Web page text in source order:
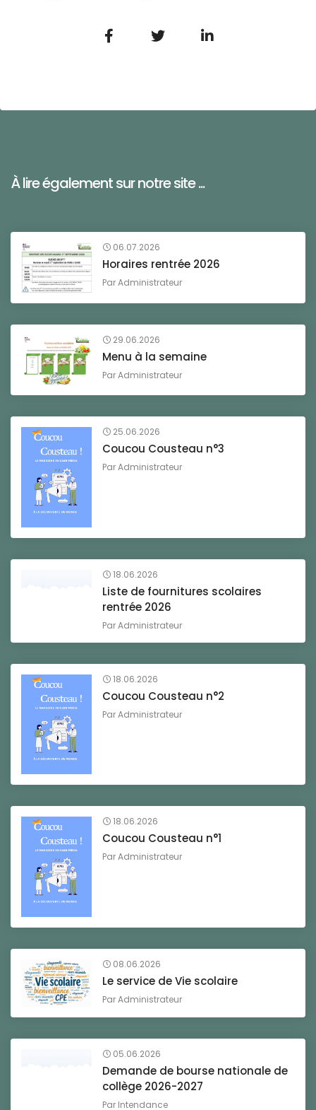
À lire également sur notre site ...
06.07.2026
Horaires rentrée 2026
ParAdministrateur
29.06.2026
Menu à la semaine
ParAdministrateur
25.06.2026
Coucou Cousteau n°3
ParAdministrateur
18.06.2026
Liste de fournitures scolaires
rentrée 2026
ParAdministrateur
18.06.2026
Coucou Cousteau n°2
ParAdministrateur
18.06.2026
Coucou Cousteau n°1
ParAdministrateur
08.06.2026
Le service de Vie scolaire
ParAdministrateur
05.06.2026
Demande de bourse nationale de
collège 2026-2027
Par Intendance